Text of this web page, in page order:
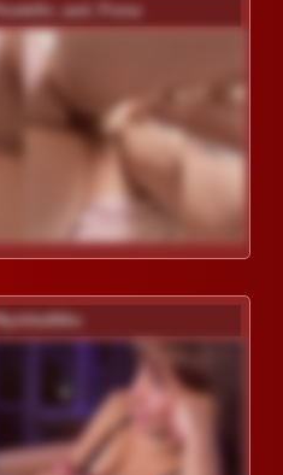
Kostello_and_Fiona
MyshkaNiks